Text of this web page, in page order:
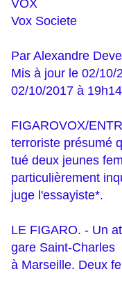
VOX
Vox Societe
Par Alexandre
Mis à jour le 02/10/
02/10/2017 à 19h14
FIGAROVOX/
terroriste présumé
tué deux jeunes
particulièrement
juge l'essayiste*.
LE FIGARO. - Un
gare Saint-Charles
à Marseille. Deux